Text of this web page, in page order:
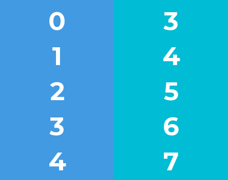
0
1
2
3
4
3
4
5
6
7